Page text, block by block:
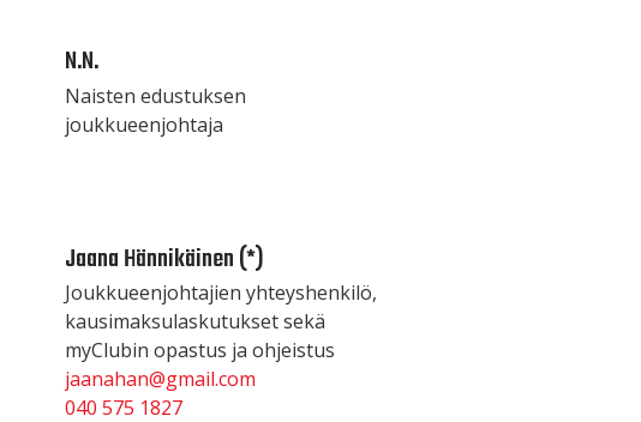
N.N.
Naisten edustuksen
joukkueenjohtaja
Jaana Hännikäinen (*)
Joukkueenjohtajien yhteyshenkilö,
kausimaksulaskutukset sekä
myClubin opastus ja ohjeistus
jaanahan@gmail.com
040 575 1827